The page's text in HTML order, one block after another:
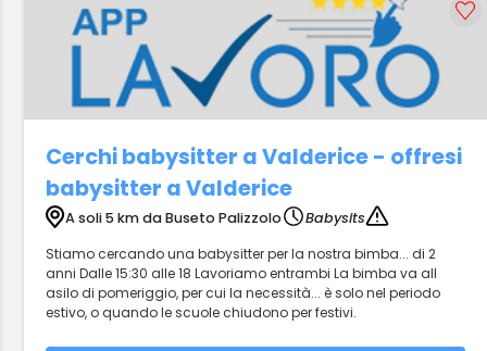
Cerchi babysitter a Valderice - offresi
babysitter a Valderice
A soli 5 km da Buseto Palizzolo
Babysits
Stiamo cercando una babysitter per la nostra bimba... di 2
anni Dalle 15:30 alle 18 Lavoriamo entrambi La bimba va all
asilo di pomeriggio, per cui la necessità... è solo nel periodo
estivo, o quando le scuole chiudono per festivi.